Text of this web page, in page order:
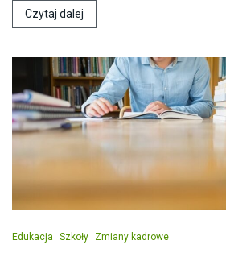
Czytaj dalej
Edukacja Szkoły Zmiany kadrowe